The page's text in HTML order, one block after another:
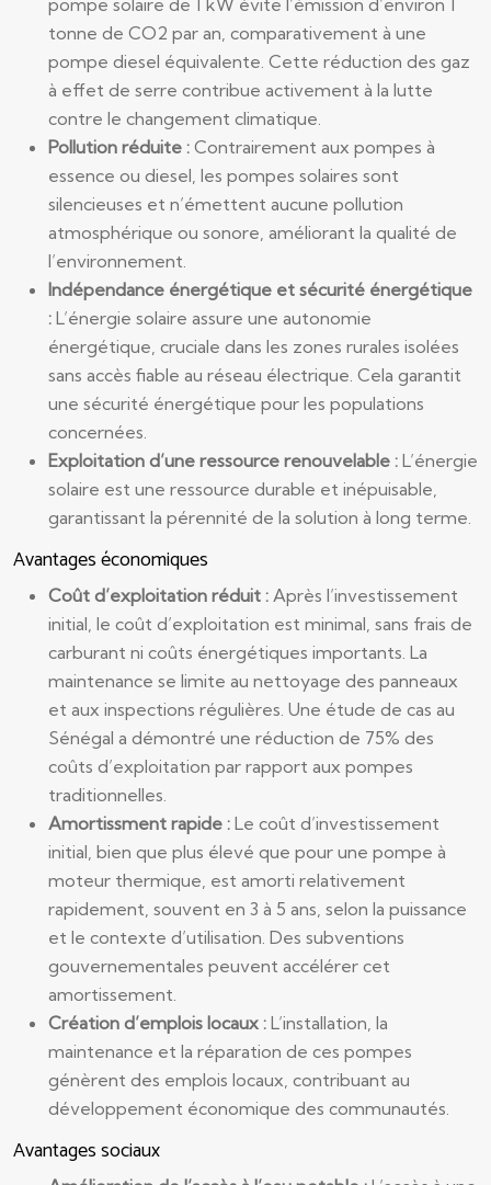
pompe solaire de 1 kW évite l’émission d’environ 1
tonne de CO2 par an, comparativement à une
pompe diesel équivalente. Cette réduction des gaz
à effet de serre contribue activement à la lutte
contre le changement climatique.
Pollution réduite : Contrairement aux pompes à
essence ou diesel, les pompes solaires sont
silencieuses et n’émettent aucune pollution
atmosphérique ou sonore, améliorant la qualité de
l’environnement.
Indépendance énergétique et sécurité énergétique
: L’énergie solaire assure une autonomie
énergétique, cruciale dans les zones rurales isolées
sans accès fiable au réseau électrique. Cela garantit
une sécurité énergétique pour les populations
concernées.
Exploitation d’une ressource renouvelable : L’énergie
solaire est une ressource durable et inépuisable,
garantissant la pérennité de la solution à long terme.
Avantages économiques
Coût d’exploitation réduit : Après l’investissement
initial, le coût d’exploitation est minimal, sans frais de
carburant ni coûts énergétiques importants. La
maintenance se limite au nettoyage des panneaux
et aux inspections régulières. Une étude de cas au
Sénégal a démontré une réduction de 75% des
coûts d’exploitation par rapport aux pompes
traditionnelles.
Amortissment rapide : Le coût d’investissement
initial, bien que plus élevé que pour une pompe à
moteur thermique, est amorti relativement
rapidement, souvent en 3 à 5 ans, selon la puissance
et le contexte d’utilisation. Des subventions
gouvernementales peuvent accélérer cet
amortissement.
Création d’emplois locaux : L’installation, la
maintenance et la réparation de ces pompes
génèrent des emplois locaux, contribuant au
développement économique des communautés.
Avantages sociaux